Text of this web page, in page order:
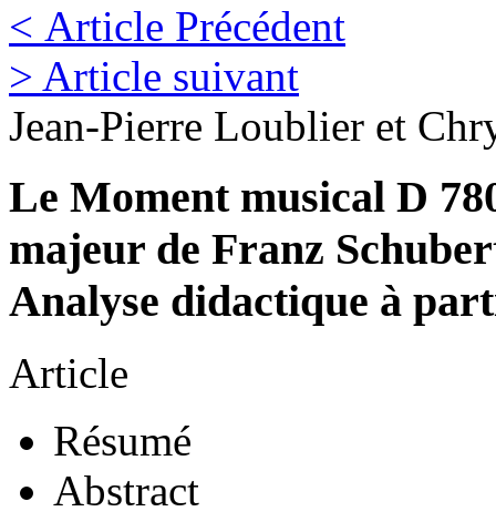
< Article Précédent
> Article suivant
Jean-Pierre Loublier et
Le Moment musical D
majeur de Franz
Analyse didactique à
Article
Résumé
Abstract